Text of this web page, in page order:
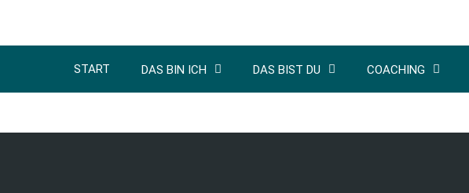
START DAS BIN ICH DAS BIST DU COACHING